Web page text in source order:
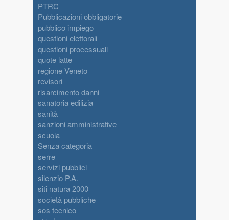
PTRC
Pubblicazioni obbligatorie
pubblico impiego
questioni elettorali
questioni processuali
quote latte
regione Veneto
revisori
risarcimento danni
sanatoria edilizia
sanità
sanzioni amministrative
scuola
Senza categoria
serre
servizi pubblici
silenzio P.A.
siti natura 2000
società pubbliche
sos tecnico